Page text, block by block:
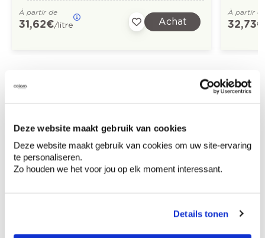
Deze website maakt gebruik van cookies
Deze website maakt gebruik van cookies om uw site-ervaring
te personaliseren.
Zo houden we het voor jou op elk moment interessant.
Details tonen
À partir de
31,62 €/litre Achat
À partir
32,73 €
Découvrez plus d'images d'inspiration pour:
Off white
Faites le tour de vos pièces avec l'expert